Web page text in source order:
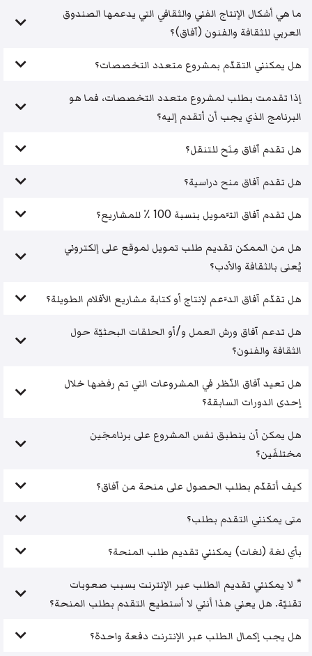
ما هي أشكال الإنتاج الفني والثقافي التي يدعمها الصندوق
العربي للثقافة والفنون (آفاق)؟
هل يمكنني التقدّم بمشروع متعدد التخصصات؟
إذا تقدمت بطلب لمشروع متعدد التخصصات، فما هو
البرنامج الذي يجب أن أتقدم إليه؟
هل تقدم آفاق مِنَح للتنقل؟
هل تقدم آفاق منح دراسية؟
هل تقدم آفاق التَّمويل بنسبة 100 ٪ للمشاريع؟
هل من الممكن تقديم طلب تمويل لموقع على إلكتروني
يُعنى بالثقافة والأدب؟
هل تقدّم آفاق الدَّعم لإنتاج أو كتابة مشاريع الأفلام الطويلة؟
هل تدعم آفاق ورش العمل و/أو الحلقات البحثيّة حول
الثقافة والفنون؟
هل تعيد آفاق النّظر في المشروعات التي تم رفضها خلال
إحدى الدورات السابقة؟
هل يمكن أن ينطبق نفس المشروع على برنامجَين
مختلفَين؟
كيف أتقدّم بطلب الحصول على منحة من آفاق؟
متى يمكنني التقدم بطلب؟
بأي لغة (لغات) يمكنني تقديم طلب المنحة؟
* لا يمكنني تقديم الطلب عبر الإنترنت بسبب صعوبات
تقنيّة. هل يعني هذا أنني لا أستطيع التقدم بطلب المنحة؟
هل يجب إكمال الطلب عبر الإنترنت دفعة واحدة؟